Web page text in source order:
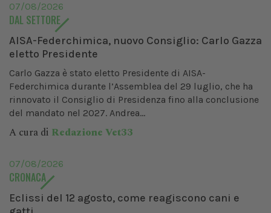
07/08/2026
DAL SETTORE
AISA-Federchimica, nuovo Consiglio: Carlo Gazza
eletto Presidente
Carlo Gazza è stato eletto Presidente di AISA-
Federchimica durante l’Assemblea del 29 luglio, che ha
rinnovato il Consiglio di Presidenza fino alla conclusione
del mandato nel 2027. Andrea...
A cura di Redazione Vet33
07/08/2026
CRONACA
Eclissi del 12 agosto, come reagiscono cani e